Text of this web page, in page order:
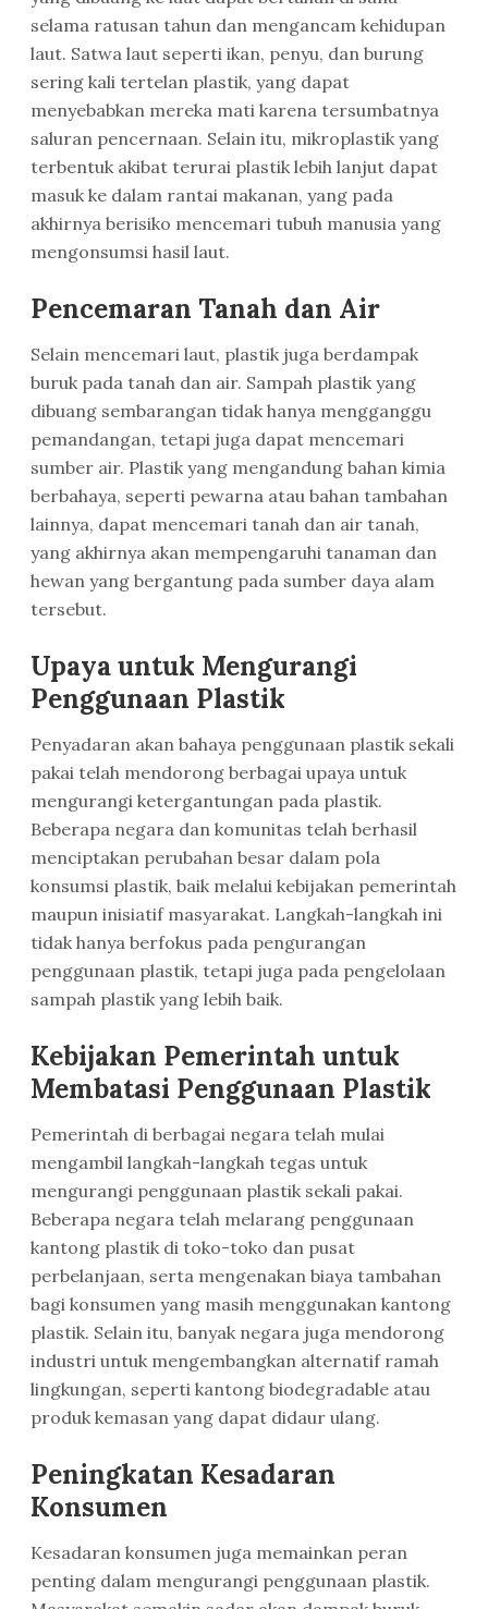
selama ratusan tahun dan mengancam kehidupan
laut. Satwa laut seperti ikan, penyu, dan burung
sering kali tertelan plastik, yang dapat
menyebabkan mereka mati karena tersumbatnya
saluran pencernaan. Selain itu, mikroplastik yang
terbentuk akibat terurai plastik lebih lanjut dapat
masuk ke dalam rantai makanan, yang pada
akhirnya berisiko mencemari tubuh manusia yang
mengonsumsi hasil laut.
Pencemaran Tanah dan Air
Selain mencemari laut, plastik juga berdampak
buruk pada tanah dan air. Sampah plastik yang
dibuang sembarangan tidak hanya mengganggu
pemandangan, tetapi juga dapat mencemari
sumber air. Plastik yang mengandung bahan kimia
berbahaya, seperti pewarna atau bahan tambahan
lainnya, dapat mencemari tanah dan air tanah,
yang akhirnya akan mempengaruhi tanaman dan
hewan yang bergantung pada sumber daya alam
tersebut.
Upaya untuk Mengurangi
Penggunaan Plastik
Penyadaran akan bahaya penggunaan plastik sekali
pakai telah mendorong berbagai upaya untuk
mengurangi ketergantungan pada plastik.
Beberapa negara dan komunitas telah berhasil
menciptakan perubahan besar dalam pola
konsumsi plastik, baik melalui kebijakan pemerintah
maupun inisiatif masyarakat. Langkah-langkah ini
tidak hanya berfokus pada pengurangan
penggunaan plastik, tetapi juga pada pengelolaan
sampah plastik yang lebih baik.
Kebijakan Pemerintah untuk
Membatasi Penggunaan Plastik
Pemerintah di berbagai negara telah mulai
mengambil langkah-langkah tegas untuk
mengurangi penggunaan plastik sekali pakai.
Beberapa negara telah melarang penggunaan
kantong plastik di toko-toko dan pusat
perbelanjaan, serta mengenakan biaya tambahan
bagi konsumen yang masih menggunakan kantong
plastik. Selain itu, banyak negara juga mendorong
industri untuk mengembangkan alternatif ramah
lingkungan, seperti kantong biodegradable atau
produk kemasan yang dapat didaur ulang.
Peningkatan Kesadaran
Konsumen
Kesadaran konsumen juga memainkan peran
penting dalam mengurangi penggunaan plastik.